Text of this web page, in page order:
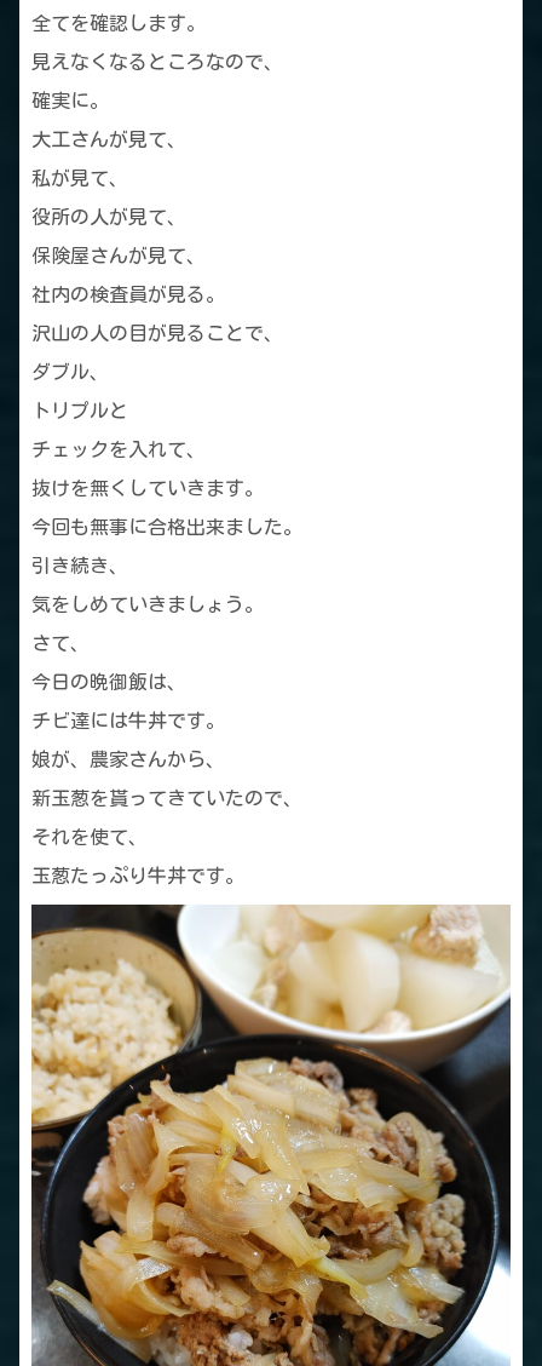
全てを確認します。
見えなくなるところなので、
確実に。
大工さんが見て、
私が見て、
役所の人が見て、
保険屋さんが見て、
社内の検査員が見る。
沢山の人の目が見ることで、
ダブル、
トリプルと
チェックを入れて、
抜けを無くしていきます。
今回も無事に合格出来ました。
引き続き、
気をしめていきましょう。
さて、
今日の晩御飯は、
チビ達には牛丼です。
娘が、農家さんから、
新玉葱を貰ってきていたので、
それを使て、
玉葱たっぷり牛丼です。